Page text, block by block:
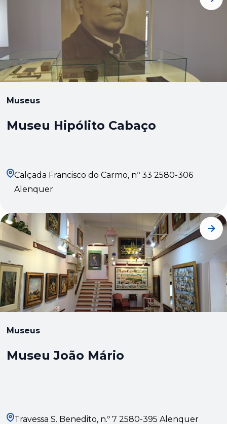
Museus
Museu Hipólito Cabaço
Calçada Francisco do Carmo, nº 33 2580-306
Alenquer
Museus
Museu João Mário
Travessa S. Benedito, n.º 7 2580-395 Alenquer